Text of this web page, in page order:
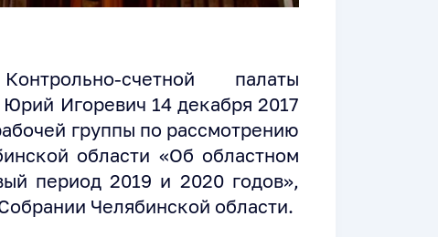
счетной палаты
Игоревич 14 декабря 2017
группы по рассмотрению
области «Об областном
период 2019 и 2020 годов»,
Челябинской области.